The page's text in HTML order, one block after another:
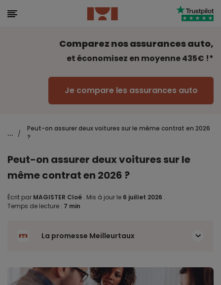
Comparez nos assurances auto,
et économisez en moyenne 435€ !*
Je compare les assurances auto
... /
Peut-on assurer deux voitures sur le même contrat en 2026
?
Peut-on assurer deux voitures sur le
même contrat en 2026 ?
Écrit par MAGISTER Cloé . Mis à jour le 6 juillet 2026 .
Temps de lecture : 7 min
La promesse Meilleurtaux